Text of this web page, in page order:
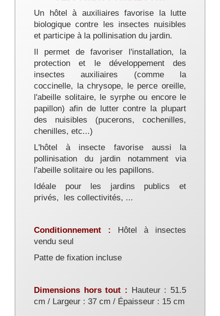
Un hôtel à auxiliaires favorise la lutte
biologique contre les insectes nuisibles
et participe à la pollinisation du jardin.
Il permet de favoriser l'installation, la
protection et le développement des
insectes auxiliaires (comme la
coccinelle, la chrysope, le perce oreille,
l'abeille solitaire, le syrphe ou encore le
papillon) afin de lutter contre la plupart
des nuisibles (pucerons, cochenilles,
chenilles, etc...)
L'hôtel à insecte favorise aussi la
pollinisation du jardin notamment via
l'abeille solitaire ou les papillons.
Idéale pour les jardins publics et
privés, les collectivités, ...
Conditionnement :
Hôtel à insectes
vendu seul
Patte de fixation incluse
Dimensions hors tout : Hauteur : 51.5
cm / Largeur : 37 cm / Épaisseur : 15 cm